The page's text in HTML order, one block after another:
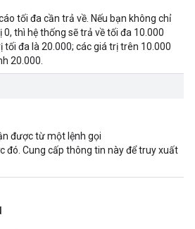
tối đa cần trả về. Nếu bạn không chỉ
thì hệ thống sẽ trả về tối đa 10.000
tối đa là 20.000; các giá trị trên 10.000
20.000.
được từ một lệnh gọi
đó. Cung cấp thông tin này để truy xuất